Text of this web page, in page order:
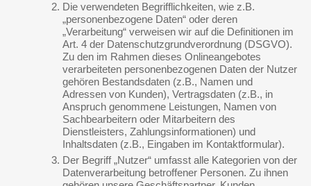
Die verwendeten Begrifflichkeiten, wie z.B.
„personenbezogene Daten“ oder deren
„Verarbeitung“ verweisen wir auf die Definitionen im
Art. 4 der Datenschutzgrundverordnung (DSGVO).
Zu den im Rahmen dieses Onlineangebotes
verarbeiteten personenbezogenen Daten der Nutzer
gehören Bestandsdaten (z.B., Namen und
Adressen von Kunden), Vertragsdaten (z.B., in
Anspruch genommene Leistungen, Namen von
Sachbearbeitern oder Mitarbeitern des
Dienstleisters, Zahlungsinformationen) und
Inhaltsdaten (z.B., Eingaben im Kontaktformular).
Der Begriff „Nutzer“ umfasst alle Kategorien von der
Datenverarbeitung betroffener Personen. Zu ihnen